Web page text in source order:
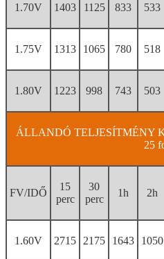
1.70V 1403 1125 833 533
1.75V 1313 1065 780 518
1.80V 1223 998 743 503
ÁLLANDÓ TELJESÍTMÉNY
25
FV/IDŐ
15
perc
30
perc
1h 2h
1.60V 2715 2175 1643 1050